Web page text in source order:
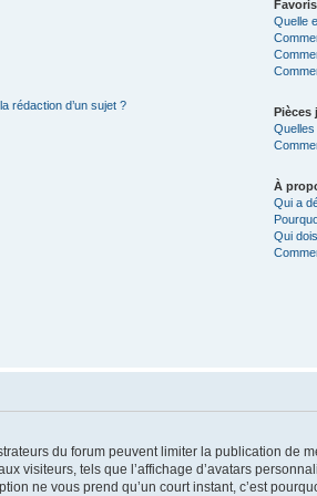
rédaction d’un sujet ?
Quelle
Pièces
À
Qui a
Qui
du forum peuvent limiter la publication
visiteurs, tels que l’affichage d’avatars
ne vous prend qu’un court instant, c’est